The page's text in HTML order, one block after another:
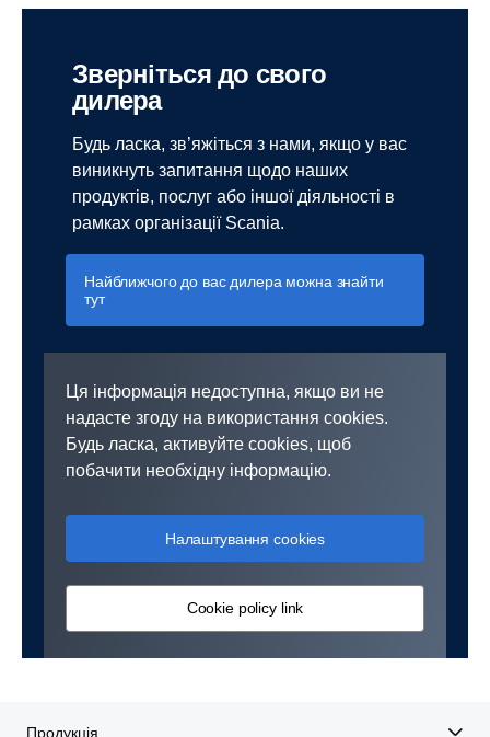
Зверніться до свого
дилера
Будь ласка, зв’яжіться з нами, якщо у вас
виникнуть запитання щодо наших
продуктів, послуг або іншої діяльності в
рамках організації Scania.
Найближчого до вас дилера можна знайти
тут
Ця інформація недоступна, якщо ви не
надасте згоду на використання cookies.
Будь ласка, активуйте cookies, щоб
побачити необхідну інформацію.
Налаштування cookies
Cookie policy link
Продукція